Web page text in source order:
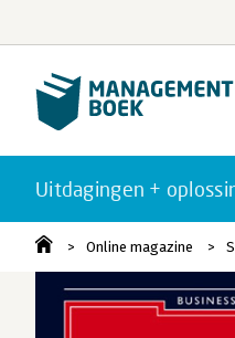
Uitdagingen +
Online magazine